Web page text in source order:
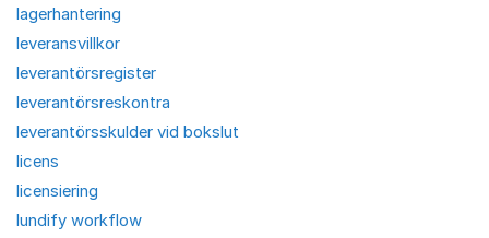
lagerhantering
leveransvillkor
leverantörsregister
leverantörsreskontra
leverantörsskulder vid bokslut
licens
licensiering
lundify workflow